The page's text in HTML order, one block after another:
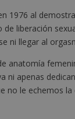
1976 al
liberación
ni llegar al
anatomía
ni apenas
no le echemos